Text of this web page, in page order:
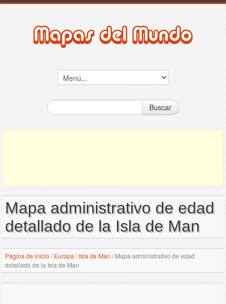
Buscar
Mapa administrativo de edad
detallado de la Isla de Man
Página de inicio / Europa / Isla de Man /Mapa administrativo de edad
detallado de la Isla de Man